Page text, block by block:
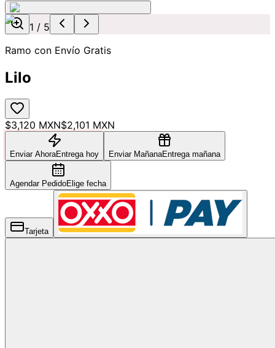
1 / 5
Ramo con Envío Gratis
Lilo
$3,120 MXN$2,101 MXN
Enviar AhoraEntrega hoy Enviar MañanaEntrega mañana
Agendar PedidoElige fecha
Tarjeta